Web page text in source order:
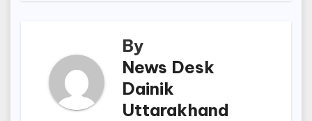
By
News Desk
Dainik
Uttarakhand